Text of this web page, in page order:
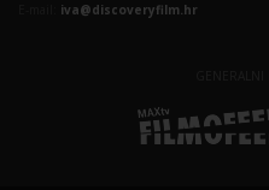
iva@discoveryfilm.hr